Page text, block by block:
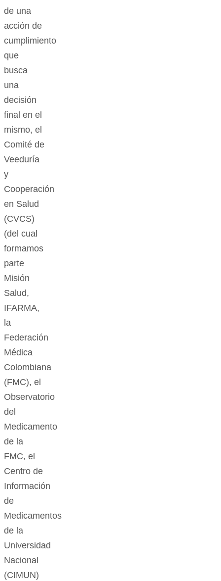
de una
acción de
cumplimiento
que
busca
una
decisión
final en el
mismo, el
Comité de
Veeduría
y
Cooperación
en Salud
(CVCS)
(del cual
formamos
parte
Misión
Salud,
IFARMA,
la
Federación
Médica
Colombiana
(FMC), el
Observatorio
del
Medicamento
de la
FMC, el
Centro de
Información
de
Medicamentos
de la
Universidad
Nacional
(CIMUN)